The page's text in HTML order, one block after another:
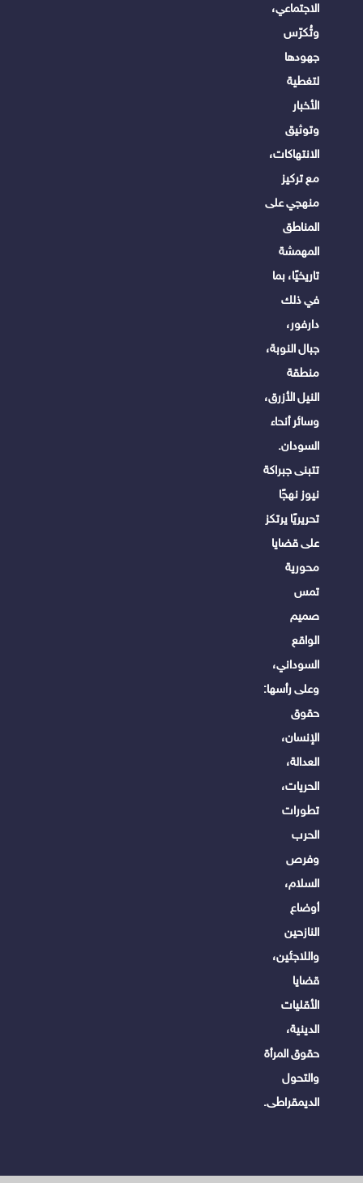
الاجتماعي،
وتُكرّس
جهودها
لتغطية
الأخبار
وتوثيق
الانتهاكات،
مع تركيز
منهجي على
المناطق
المهمشة
تاريخيًا، بما
في ذلك
دارفور،
جبال النوبة،
منطقة
النيل الأزرق،
وسائر أنحاء
السودان.
تتبنى جبراكة
نيوز نهجًا
تحريريًا يرتكز
على قضايا
محورية
تمس
صميم
الواقع
السوداني،
وعلى رأسها:
حقوق
الإنسان،
العدالة،
الحريات،
تطورات
الحرب
وفرص
السلام،
أوضاع
النازحين
واللاجئين،
قضايا
الأقليات
الدينية،
حقوق المرأة
والتحول
الديمقراطى.